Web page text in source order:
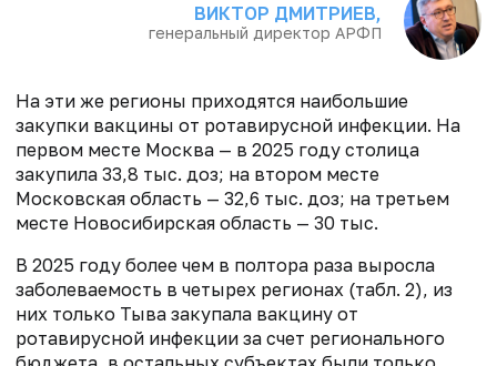
ВИКТОР ДМИТРИЕВ,
генеральный директор АРФП
На эти же регионы приходятся наибольшие
закупки вакцины от ротавирусной инфекции. На
первом месте Москва — в 2025 году столица
закупила 33,8 тыс. доз; на втором месте
Московская область — 32,6 тыс. доз; на третьем
месте Новосибирская область — 30 тыс.
В 2025 году более чем в полтора раза выросла
заболеваемость в четырех регионах (табл. 2), из
них только Тыва закупала вакцину от
ротавирусной инфекции за счет регионального